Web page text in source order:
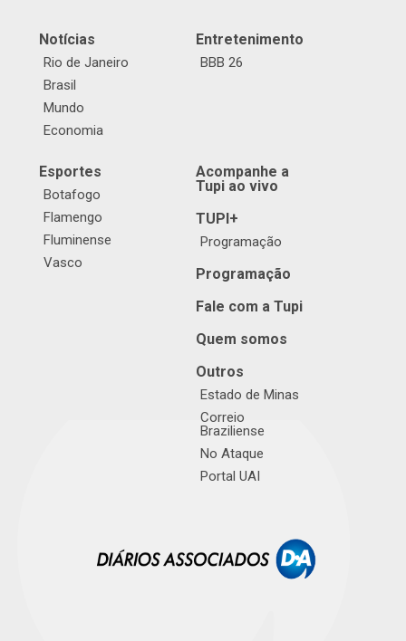
Notícias
Rio de Janeiro
Brasil
Mundo
Economia
Entretenimento
BBB 26
Esportes
Botafogo
Flamengo
Fluminense
Vasco
Acompanhe a
Tupi ao vivo
TUPI+
Programação
Programação
Fale com a Tupi
Quem somos
Outros
Estado de Minas
Correio
Braziliense
No Ataque
Portal UAI